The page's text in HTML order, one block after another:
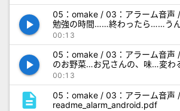
play_arrow
05：omake / 03：アラーム音声
勉強の時間……終わったら……う
て…？.wav
00:13
play_arrow
05：omake / 03：アラーム音声
のお野菜…お兄さんの、味…変
00:13
description
05：omake / 03：アラーム音声 /
readme_alarm_android.pdf